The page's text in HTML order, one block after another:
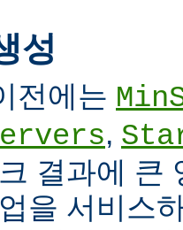
성
전에는
,
결과에 큰
을 서비스